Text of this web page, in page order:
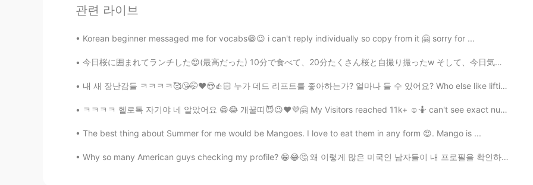
HI KR
@Woojin ㅋㅋ 고마워 오빠 😄🥰
HI KR
@ɢᴀᴜᴛᴀᴍ ᴋᴜᴍᴀʀ 네 왜요?
관련 라이브
Korean beginner messaged me for vocabs😁😉 i can't reply individually so copy from it 🤗 sorry for ...
今日桜に囲まれてランチした😍(最高だった) 10分で食べて、20分たくさん桜と自撮り撮ったw そして、今日気づいたのは、私桜🌸が本当に好き😱❤ 滅多に出かけたくない私でも、今日、昼間に会社の近...
내 새 장난감들 ㅋㅋㅋㅋ🥰😘🤭❤️😍👍🏻 누가 데드 리프트를 좋아하는가? 얼마나 들 수 있어요? Who else like lifting? How much you can li...
ㅋㅋㅋㅋ 헬로톡 자기야 네 알았어요 😁😂 개꿀띠😈😉❤️💜🤗 My Visitors reached 11k+ ☺️🤷 can't see exact numbers. 🧛🖤🤤
The best thing about Summer for me would be Mangoes. I love to eat them in any form 😍. Mango is ...
Why so many American guys checking my profile? 😁😂🤔 왜 이렇게 많은 미국인 남자들이 내 프로필을 확인하는지? ㅋㅋㅋㅋ learn...